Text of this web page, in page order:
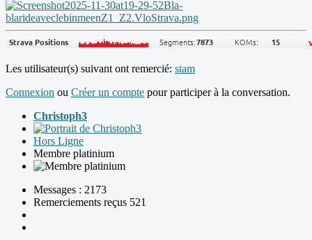
Les utilisateur(s) suivant ont remercié: stam
Connexion ou Créer un compte pour participer à la conversation.
Christoph3
Hors Ligne
Membre platinium
Messages : 2173
Remerciements reçus 521